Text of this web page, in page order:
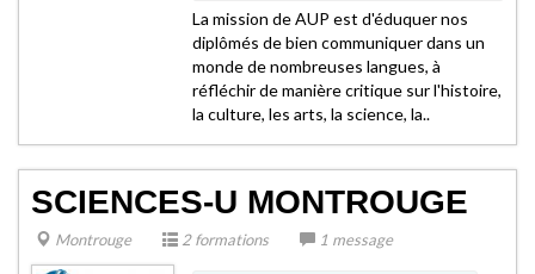
La mission de AUP est d'éduquer nos
diplômés de bien communiquer dans un
monde de nombreuses langues, à
réfléchir de manière critique sur l'histoire,
la culture, les arts, la science, la..
SCIENCES-U MONTROUGE
Montrouge 2 formations 1 message